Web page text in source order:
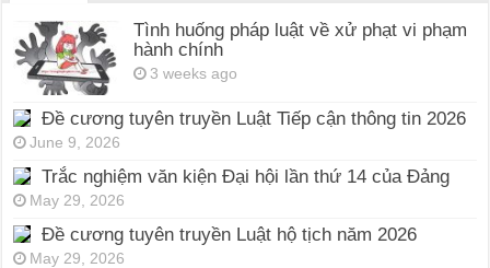
Tình huống pháp luật về xử phạt vi phạm
hành chính
3 weeks ago
Đề cương tuyên truyền Luật Tiếp cận thông tin 2026
June 9, 2026
Trắc nghiệm văn kiện Đại hội lần thứ 14 của Đảng
May 29, 2026
Đề cương tuyên truyền Luật hộ tịch năm 2026
May 29, 2026